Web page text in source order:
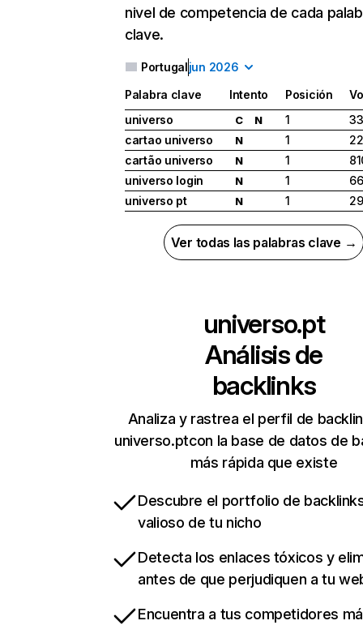
nivel de competencia de cada
clave.
Portugaljun 2026
Palabra clave Intento Posición
universo
C N 1
cartao universo
N 1
cartão universo
N 1
universo login
N 1
universo pt
N 1
Ver todas las palabras clave →
universo.pt
Análisis de
backlinks
Analiza y rastrea el perfil de
universo.ptcon la base de datos de
más rápida que existe
Descubre el portfolio de
valioso de tu nicho
Detecta los enlaces tóxicos y
antes de que perjudiquen a tu
Encuentra a tus competidores